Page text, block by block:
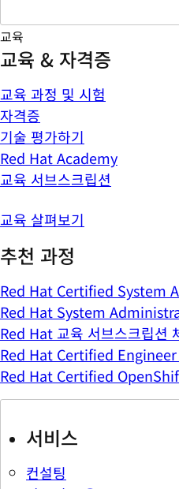
교육
교육 & 자격증
교육 과정 및 시험
자격증
기술 평가하기
Red Hat Academy
교육 서브스크립션
교육 살펴보기
추천 과정
Red Hat Certified System
Red Hat System
Red Hat 교육 서브스크립션
Red Hat Certified
Red Hat Certified
서비스
컨설팅